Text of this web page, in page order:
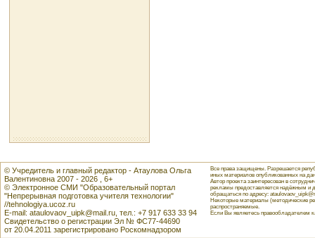
© Учредитель и главный редактор - Атаулова Ольга
Валентиновна 2007 - 2026 , 6+
© Электронное СМИ "Образовательный портал
"Непрерывная подготовка учителя технологии"
//tehnologiya.ucoz.ru
E-mail: ataulovaov_uipk@mail.ru, тел.: +7 917 633 33 94
Свидетельство о регистрации Эл № ФС77-44690
от 20.04.2011 зарегистрировано Роскомнадзором
Все права защищены. Разрешается
иных материалов опубликованных на
Автор проекта заинтересован в
рекламы предоставляется надёжным и
обращаться по адресу:
Некоторые материалы (методические
распространяемые.
Если Вы являетесь правообладателем